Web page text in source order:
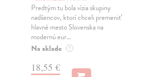
Predtým tu bola vízia skupiny
nadšencov, ktorí chceli premeniť
hlavné mesto Slovenska na
modernú eur...
Na sklade ?
18,55 €